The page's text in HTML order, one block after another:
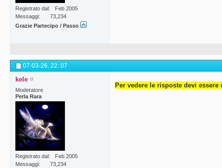
Registrato dal
Feb 2005
Messaggi
73,234
Grazie Partecipo / Passo
07-03-26, 22: 07
kele
Moderatore
Perla Rara
Registrato dal
Feb 2005
Messaggi
73,234
Per vedere le risposte devi essere